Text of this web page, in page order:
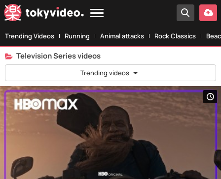
Trending Videos Running Animal attacks Rock Classics
Television Series videos
Trending videos